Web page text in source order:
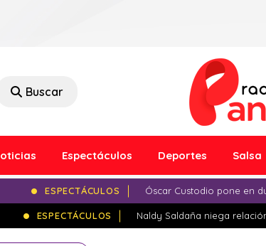
Buscar
Espectáculos Deportes Salsa
ESPECTÁCULOS Óscar Custodio pone en
ESPECTÁCULOS Naldy Saldaña niega